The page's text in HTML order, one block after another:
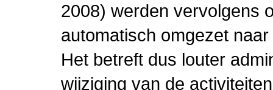
2008) werden vervolgens
automatisch omgezet
Het betreft dus louter
wijziging van de